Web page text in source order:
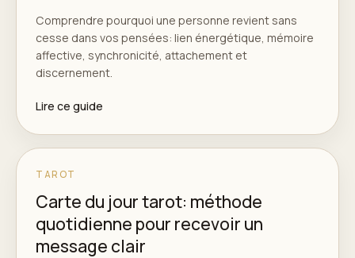
Comprendre pourquoi une personne revient sans
cesse dans vos pensées: lien énergétique, mémoire
affective, synchronicité, attachement et
discernement.
Lire ce guide
TAROT
Carte du jour tarot: méthode
quotidienne pour recevoir un
message clair